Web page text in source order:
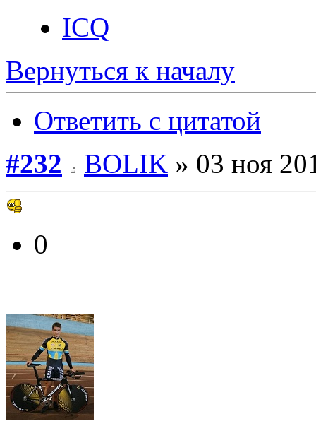
ICQ
Вернуться к началу
Ответить с цитатой
#232
BOLIK » 03 ноя
0